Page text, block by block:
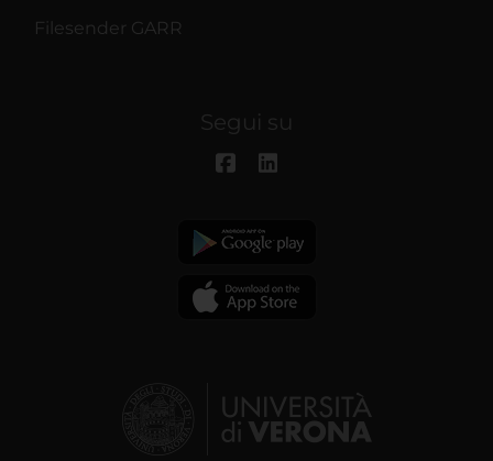
Filesender GARR
Segui su